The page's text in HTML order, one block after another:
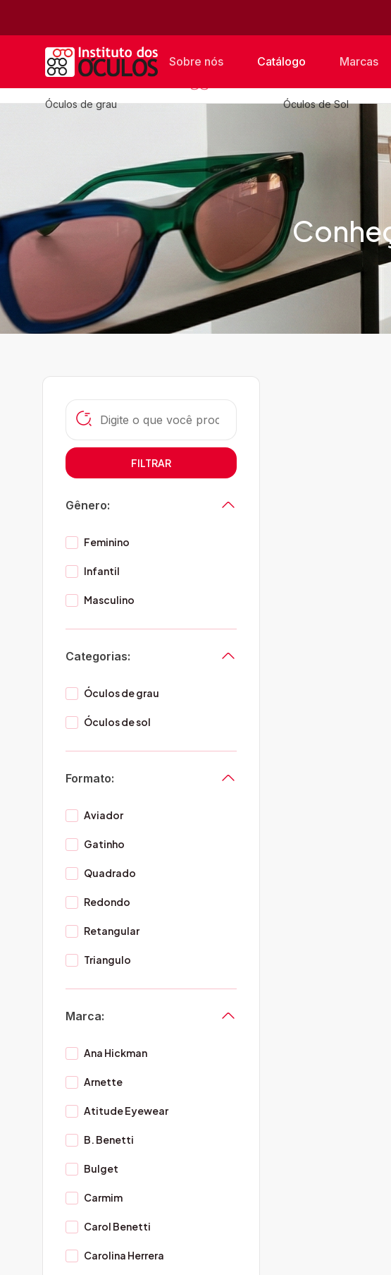
Sobre nós Catálogo Marcas
Óculos de grau Óculos de Sol
FILTRAR
Gênero:
Feminino
Infantil
Masculino
Categorias:
Óculos de grau
Óculos de sol
Formato:
Aviador
Gatinho
Quadrado
Redondo
Retangular
Triangulo
Marca:
Ana Hickman
Arnette
Atitude Eyewear
B. Benetti
Bulget
Carmim
Carol Benetti
Carolina Herrera